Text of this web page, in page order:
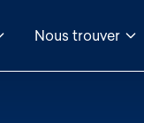
Nous trouver